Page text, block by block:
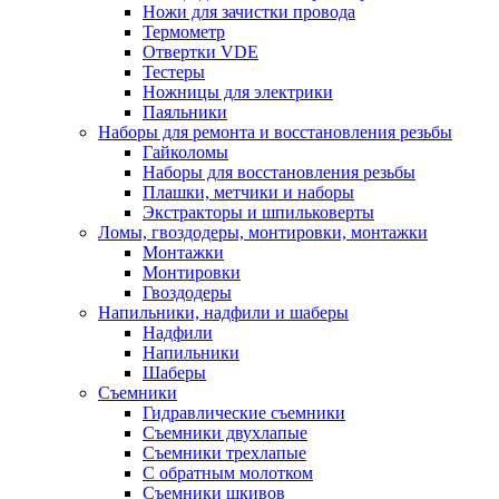
Ножи для зачистки провода
Термометр
Отвертки VDE
Тестеры
Ножницы для электрики
Паяльники
Наборы для ремонта и восстановления резьбы
Гайколомы
Наборы для восстановления резьбы
Плашки, метчики и наборы
Экстракторы и шпильковерты
Ломы, гвоздодеры, монтировки, монтажки
Монтажки
Монтировки
Гвоздодеры
Напильники, надфили и шаберы
Надфили
Напильники
Шаберы
Съемники
Гидравлические съемники
Съемники двухлапые
Съемники трехлапые
С обратным молотком
Съемники шкивов